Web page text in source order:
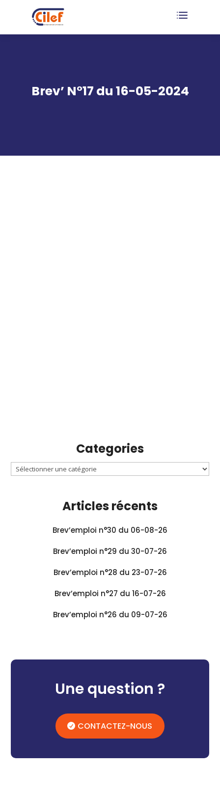
Brev’ N°17 du 16-05-2024
Categories
Articles récents
Brev’emploi n°30 du 06-08-26
Brev’emploi n°29 du 30-07-26
Brev’emploi n°28 du 23-07-26
Brev’emploi n°27 du 16-07-26
Brev’emploi n°26 du 09-07-26
Une question ?
CONTACTEZ-NOUS